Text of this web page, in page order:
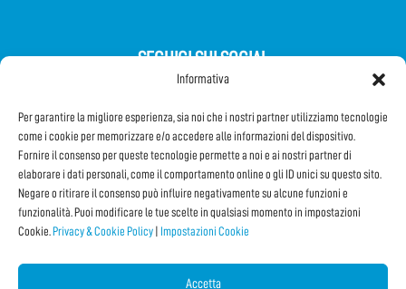
Informativa
Per garantire la migliore esperienza, sia noi che i nostri partner utilizziamo tecnologie
come i cookie per memorizzare e/o accedere alle informazioni del dispositivo.
Fornire il consenso per queste tecnologie permette a noi e ai nostri partner di
elaborare i dati personali, come il comportamento online o gli ID unici su questo sito.
Negare o ritirare il consenso può influire negativamente su alcune funzioni e
funzionalità. Puoi modificare le tue scelte in qualsiasi momento in impostazioni
Cookie. Privacy & Cookie Policy Impostazioni Cookie
Accetta
SEGUICI SUI SOCIAL
Iscriviti alla Newsletter
CONDIVIDI QUESTA PAGINA!
Facebook